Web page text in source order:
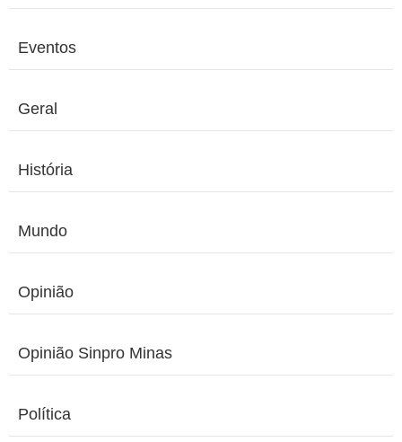
Eventos
Geral
História
Mundo
Opinião
Opinião Sinpro Minas
Política